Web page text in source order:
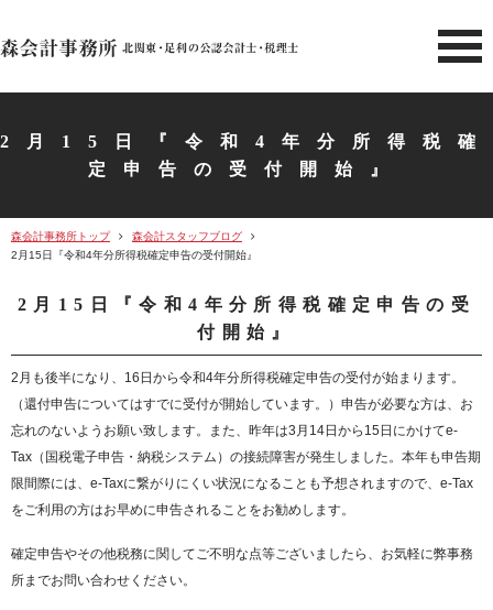
北関東 足利市の公認会計士・
2月15日『令和4年分所得税確
定申告の受付開始』
森会計事務所トップ
森会計スタッフブログ
2月15日『令和4年分所得税確定申告の受付開始』
2月15日『令和4年分所得税確定申告の受
付開始』
2月も後半になり、16日から令和4年分所得税確定申告の受付が始まります。
（還付申告についてはすでに受付が開始しています。）申告が必要な方は、お
忘れのないようお願い致します。また、昨年は3月14日から15日にかけてe-
Tax（国税電子申告・納税システム）の接続障害が発生しました。本年も申告期
限間際には、e-Taxに繋がりにくい状況になることも予想されますので、e-Tax
をご利用の方はお早めに申告されることをお勧めします。
確定申告やその他税務に関してご不明な点等ございましたら、お気軽に弊事務
所までお問い合わせください。